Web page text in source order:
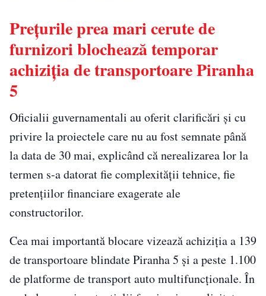
Prețurile prea mari cerute de
furnizori blochează temporar
achiziția de transportoare Piranha
5
Oficialii guvernamentali au oferit clarificări și cu
privire la proiectele care nu au fost semnate până
la data de 30 mai, explicând că nerealizarea lor la
termen s-a datorat fie complexității tehnice, fie
pretențiilor financiare exagerate ale
constructorilor.
Cea mai importantă blocare vizează achiziția a 139
de transportoare blindate Piranha 5 și a peste 1.100
de platforme de transport auto multifuncționale. În